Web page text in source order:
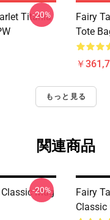
Titania
-20%
Fairy
Tote
￥
もっと見る
関連商品
Mug
-20%
Fairy
Classic